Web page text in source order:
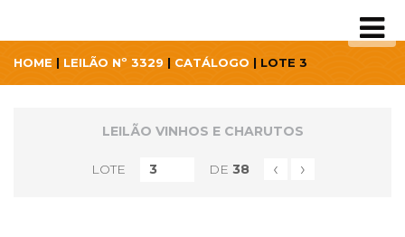
HOME | LEILÃO Nº 3329 | CATÁLOGO | LOTE 3
LEILÃO VINHOS E CHARUTOS
LOTE DE 38 ‹ ›